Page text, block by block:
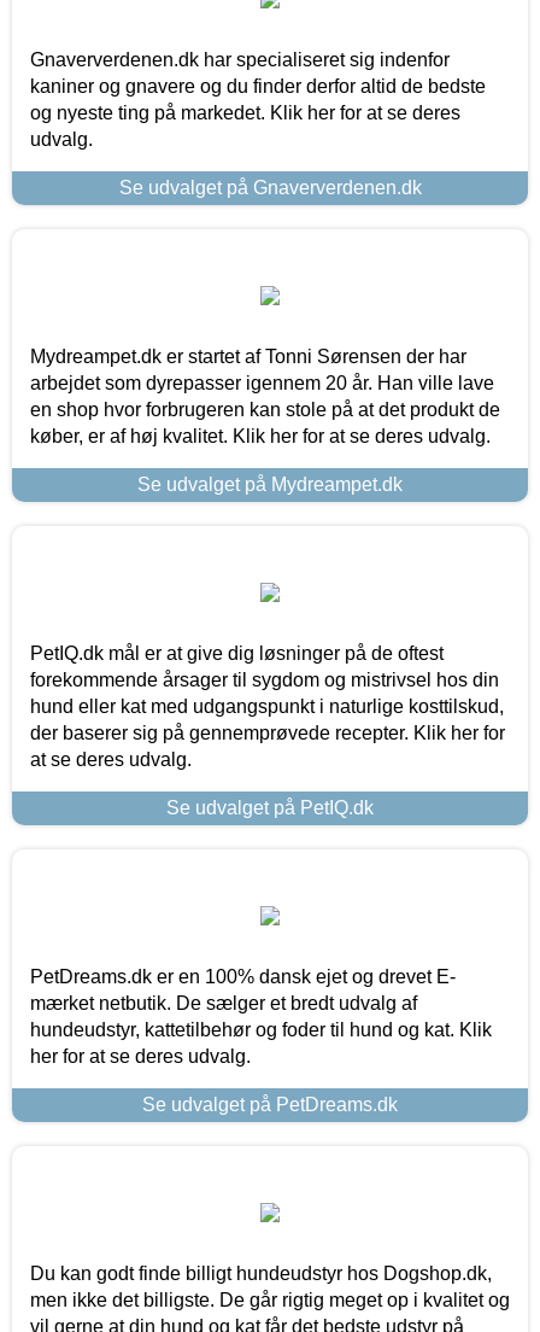
Gnaververdenen.dk har specialiseret sig indenfor
kaniner og gnavere og du finder derfor altid de bedste
og nyeste ting på markedet. Klik her for at se deres
udvalg.
Se udvalget på Gnaververdenen.dk
Mydreampet.dk er startet af Tonni Sørensen der har
arbejdet som dyrepasser igennem 20 år. Han ville lave
en shop hvor forbrugeren kan stole på at det produkt de
køber, er af høj kvalitet. Klik her for at se deres udvalg.
Se udvalget på Mydreampet.dk
PetIQ.dk mål er at give dig løsninger på de oftest
forekommende årsager til sygdom og mistrivsel hos din
hund eller kat med udgangspunkt i naturlige kosttilskud,
der baserer sig på gennemprøvede recepter. Klik her for
at se deres udvalg.
Se udvalget på PetIQ.dk
PetDreams.dk er en 100% dansk ejet og drevet E-
mærket netbutik. De sælger et bredt udvalg af
hundeudstyr, kattetilbehør og foder til hund og kat. Klik
her for at se deres udvalg.
Se udvalget på PetDreams.dk
Du kan godt finde billigt hundeudstyr hos Dogshop.dk,
men ikke det billigste. De går rigtig meget op i kvalitet og
vil gerne at din hund og kat får det bedste udstyr på